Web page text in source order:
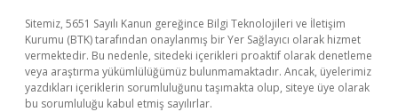
Sitemiz, 5651 Sayılı Kanun gereğince Bilgi Teknolojileri ve İletişim
Kurumu (BTK) tarafından onaylanmış bir Yer Sağlayıcı olarak hizmet
vermektedir. Bu nedenle, sitedeki içerikleri proaktif olarak denetleme
veya araştırma yükümlülüğümüz bulunmamaktadır. Ancak, üyelerimiz
yazdıkları içeriklerin sorumluluğunu taşımakta olup, siteye üye olarak
bu sorumluluğu kabul etmiş sayılırlar.